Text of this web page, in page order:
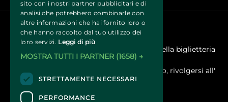
CONTATTI
Per informazioni e supporto all'acquisto della biglietteria
Clicca qui
Per informazioni sul programma e l'evento, rivolgersi all'
organizzatore
sito con i nostri partner pubblicitari e di
analisi che potrebbero combinarle con
altre informazioni che hai fornito loro o
che hanno raccolto dal tuo utilizzo dei
loro servizi. Leggi di più
MOSTRA TUTTI I PARTNER (1658) →
STRETTAMENTE NECESSARI
PERFORMANCE